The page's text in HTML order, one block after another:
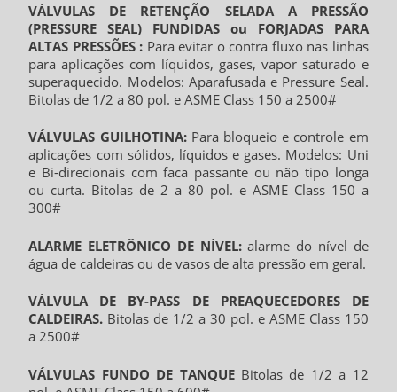
VÁLVULAS DE RETENÇÃO SELADA A PRESSÃO
(PRESSURE SEAL) FUNDIDAS ou FORJADAS PARA
ALTAS PRESSÕES : Para evitar o contra fluxo nas linhas
para aplicações com líquidos, gases, vapor saturado e
superaquecido. Modelos: Aparafusada e Pressure Seal.
Bitolas de 1/2 a 80 pol. e ASME Class 150 a 2500#
VÁLVULAS GUILHOTINA:Para bloqueio e controle em
aplicações com sólidos, líquidos e gases. Modelos: Uni
e Bi-direcionais com faca passante ou não tipo longa
ou curta. Bitolas de 2 a 80 pol. e ASME Class 150 a
300#
ALARME ELETRÔNICO DE NÍVEL:alarme do nível de
água de caldeiras ou de vasos de alta pressão em geral.
VÁLVULA DE BY-PASS DE PREAQUECEDORES DE
CALDEIRAS. Bitolas de 1/2 a 30 pol. e ASME Class 150
a 2500#
VÁLVULAS FUNDO DE TANQUEBitolas de 1/2 a 12